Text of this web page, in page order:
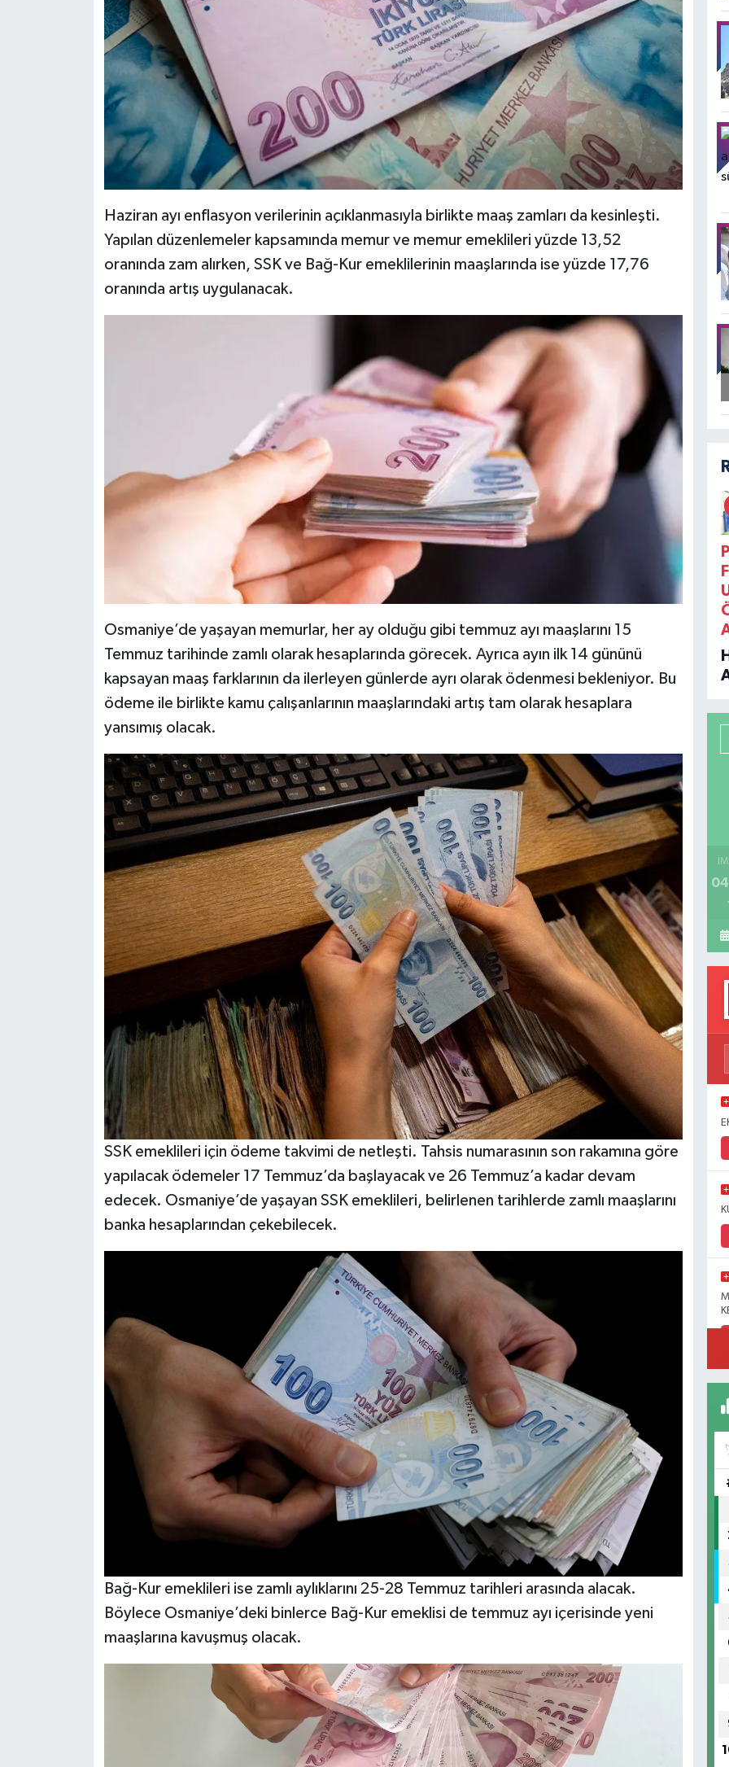
Haziran ayı enflasyon verilerinin açıklanmasıyla birlikte maaş zamları da kesinleşti.
Yapılan düzenlemeler kapsamında memur ve memur emeklileri yüzde 13,52
oranında zam alırken, SSK ve Bağ-Kur emeklilerinin maaşlarında ise yüzde 17,76
oranında artış uygulanacak.
Osmaniye’de yaşayan memurlar, her ay olduğu gibi temmuz ayı maaşlarını 15
Temmuz tarihinde zamlı olarak hesaplarında görecek. Ayrıca ayın ilk 14 gününü
kapsayan maaş farklarının da ilerleyen günlerde ayrı olarak ödenmesi bekleniyor. Bu
ödeme ile birlikte kamu çalışanlarının maaşlarındaki artış tam olarak hesaplara
yansımış olacak.
SSK emeklileri için ödeme takvimi de netleşti. Tahsis numarasının son rakamına göre
yapılacak ödemeler 17 Temmuz’da başlayacak ve 26 Temmuz’a kadar devam
edecek. Osmaniye’de yaşayan SSK emeklileri, belirlenen tarihlerde zamlı maaşlarını
banka hesaplarından çekebilecek.
Bağ-Kur emeklileri ise zamlı aylıklarını 25-28 Temmuz tarihleri arasında alacak.
Böylece Osmaniye’deki binlerce Bağ-Kur emeklisi de temmuz ayı içerisinde yeni
maaşlarına kavuşmuş olacak.